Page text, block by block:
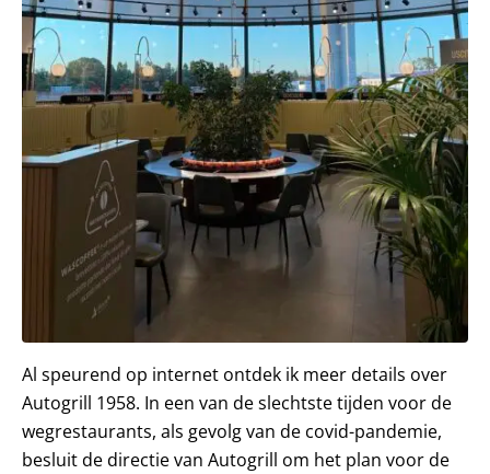
Al speurend op internet ontdek ik meer details over
Autogrill 1958. In een van de slechtste tijden voor de
wegrestaurants, als gevolg van de covid-pandemie,
besluit de directie van Autogrill om het plan voor de